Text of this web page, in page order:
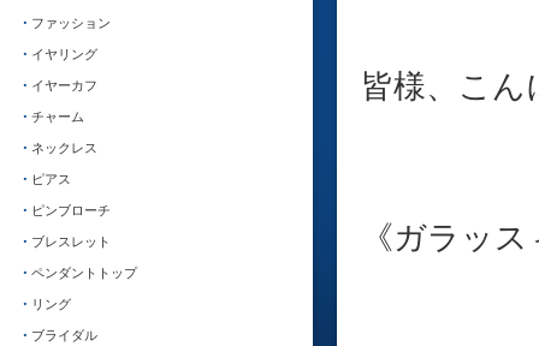
皆様、こん
《ガラッ
ファッション
イヤリング
イヤーカフ
チャーム
ネックレス
ピアス
ピンブローチ
ブレスレット
ペンダントトップ
リング
ブライダル